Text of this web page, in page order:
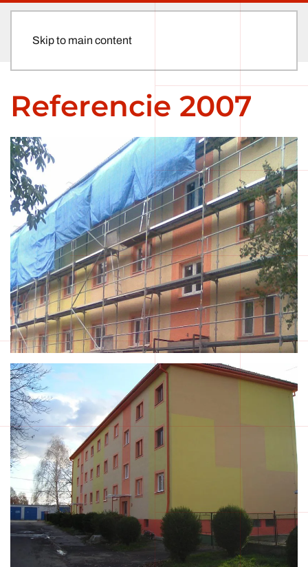
Skip to main content
Referencie 2007